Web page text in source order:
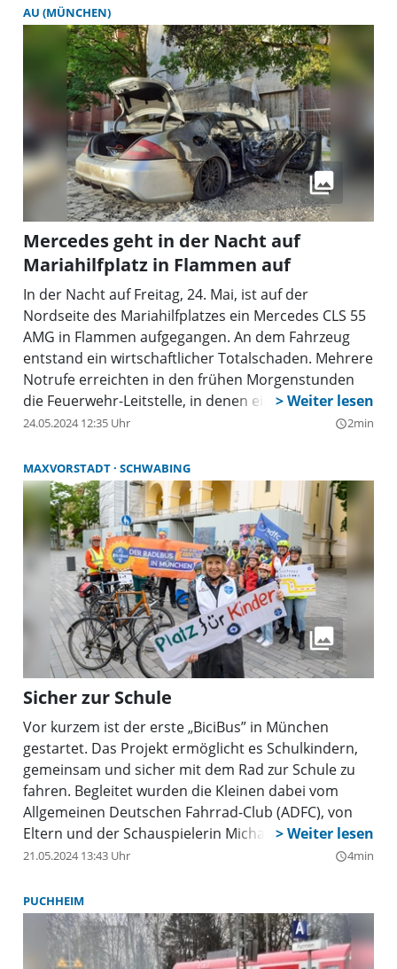
AU (MÜNCHEN)
Mercedes geht in der Nacht auf
Mariahilfplatz in Flammen auf
In der Nacht auf Freitag, 24. Mai, ist auf der
Nordseite des Mariahilfplatzes ein Mercedes CLS 55
AMG in Flammen aufgegangen. An dem Fahrzeug
entstand ein wirtschaftlicher Totalschaden. Mehrere
Notrufe erreichten in den frühen Morgenstunden
die Feuerwehr-Leitstelle, in denen ein brennender
Pkw gemeldet wurde. Als die alarmierten Kräfte
Ausgerüstet mit Atemschutz und einem Löschrohr
bekämpften die Einsatzkräfte das Feuer. Bereits
nach wenigen Minuten hatten sie die Flammen
unter Kontrolle. Um das Fahrzeug komplett zu
löschen, öffneten die Feuerwehrkräfte den
Kofferraum mithilfe des hydraulischen
Rettungssatzes. Da sich das Fahrzeug in
unmittelbarer Nähe zu Bäumen und einer
Baustelleneinrichtung befand, entschied sich der
Einsatzleiter sicherheitshalber, ein weiteres Rohr
aufbauen zu lassen. So hätte im Falle eines
Übergreifens der Flammen schnellstmöglich eine
Ausbreitung verhindert werden können. Nach
anderthalb Stunden konnte der Brand gelöscht
werden.
24.05.2024 12:35 Uhr query_builder2min
MAXVORSTADT SCHWABING
Sicher zur Schule
Vor kurzem ist der erste „BiciBus” in München
gestartet. Das Projekt ermöglicht es Schulkindern,
gemeinsam und sicher mit dem Rad zur Schule zu
fahren. Begleitet wurden die Kleinen dabei vom
Allgemeinen Deutschen Fahrrad-Club (ADFC), von
Eltern und der Schauspielerin Michaela May, die als
Schirmherrin des ersten BiciBus-Projekts in
Josephsplatz schon die ersten großen und kleinen
Radler in den Startlöchern und nur wenig später
treten sie fest in die Pedale: Der erste Münchner
BiciBus rollt pünktlich los. Schließlich müssen alle
21.05.2024 13:43 Uhr query_builder4min
PUCHHEIM